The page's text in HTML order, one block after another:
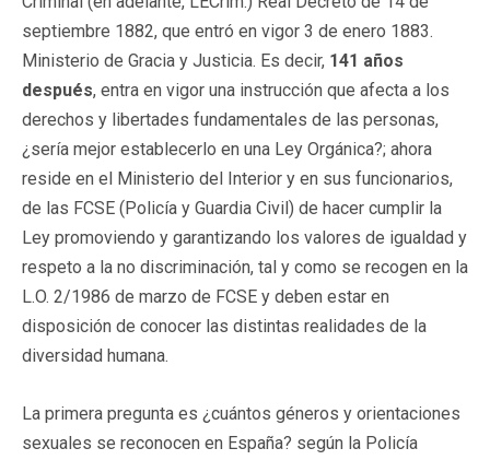
septiembre 1882, que entró en vigor 3 de enero 1883.
Ministerio de Gracia y Justicia. Es decir, 141 años
después, entra en vigor una instrucción que afecta a los
derechos y libertades fundamentales de las personas,
¿sería mejor establecerlo en una Ley Orgánica?; ahora
reside en el Ministerio del Interior y en sus funcionarios,
de las FCSE (Policía y Guardia Civil) de hacer cumplir la
Ley promoviendo y garantizando los valores de igualdad y
respeto a la no discriminación, tal y como se recogen en la
L.O. 2/1986 de marzo de FCSE y deben estar en
disposición de conocer las distintas realidades de la
diversidad humana.
La primera pregunta es ¿cuántos géneros y orientaciones
sexuales se reconocen en España? según la Policía